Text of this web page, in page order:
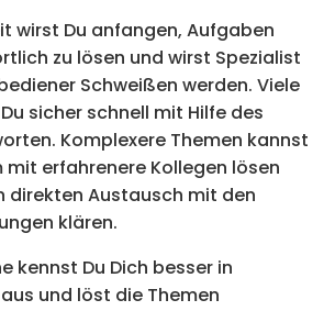
wirst Du anfangen, Aufgaben
zu lösen und wirst Spezialist
Schweißen werden. Viele
sicher schnell mit Hilfe des
Komplexere Themen kannst
mit erfahrenere Kollegen lösen
direkten Austausch mit den
klären.
kennst Du Dich besser in
und löst die Themen